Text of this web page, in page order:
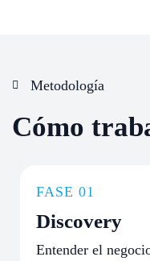
Metodología
Cómo
FASE 01
Discovery
Entender el